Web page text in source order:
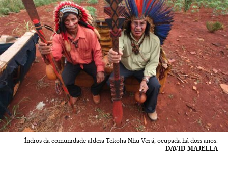
Índios da comunidade aldeia Tekoha Nhu Verá, ocupada há dois anos.
DAVID MAJELLA